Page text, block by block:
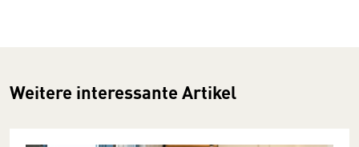
Weitere interessante Artikel